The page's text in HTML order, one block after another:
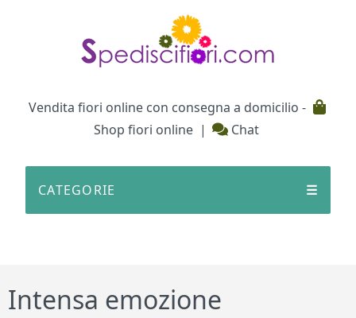
Vendita fiori online con consegna a domicilio -
Shop fiori online | Chat
CATEGORIE ☰
Intensa emozione